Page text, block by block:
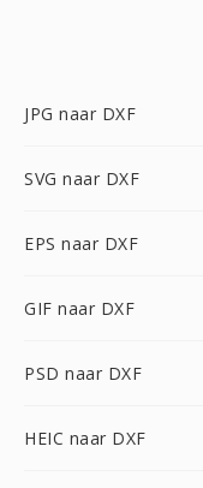
JPG naar DXF
SVG naar DXF
EPS naar DXF
GIF naar DXF
PSD naar DXF
HEIC naar DXF